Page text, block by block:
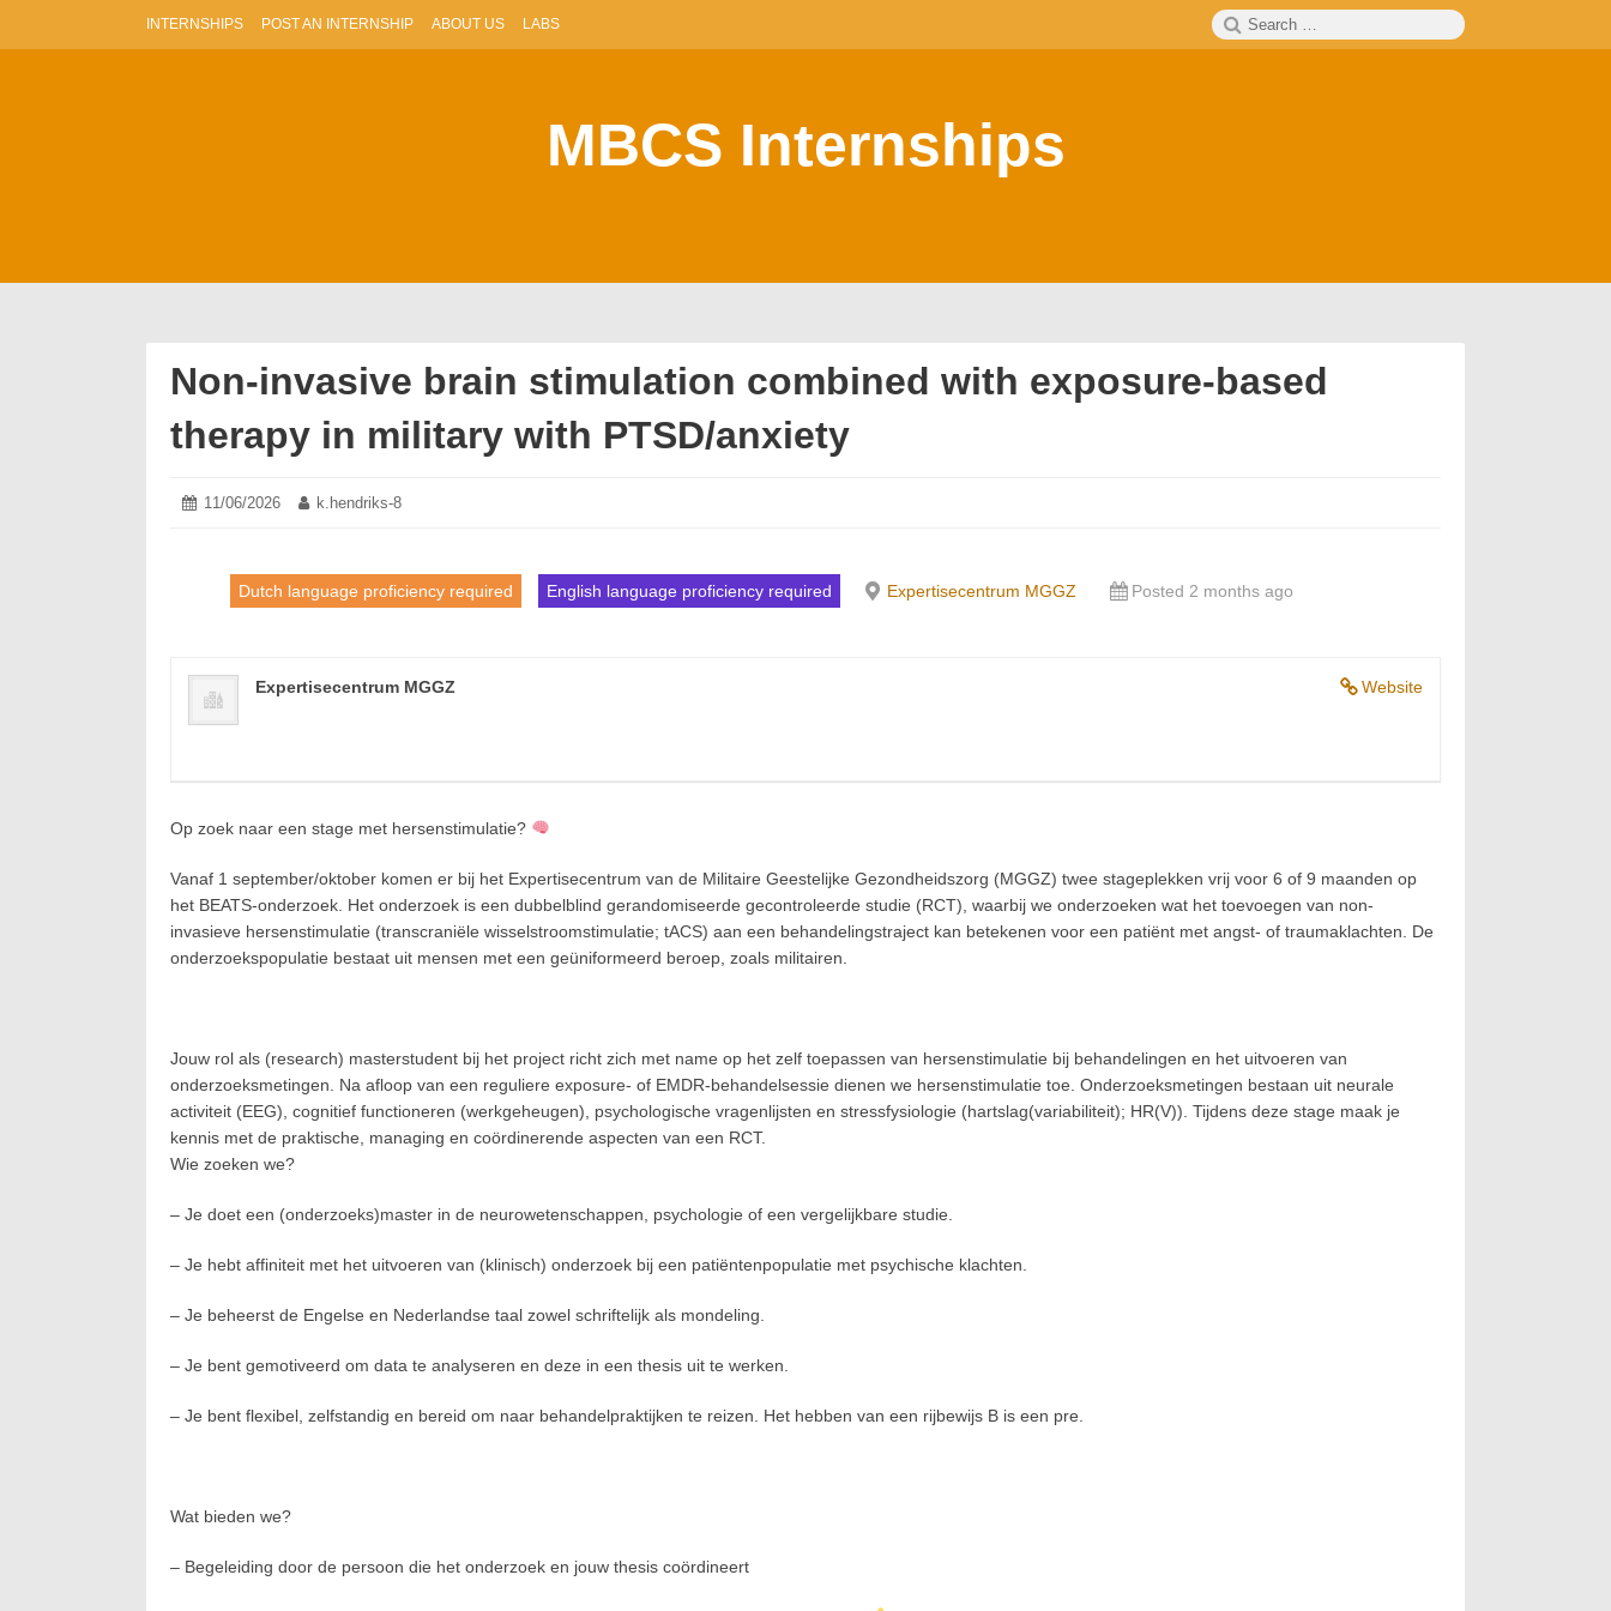
content
INTERNSHIPS POST AN INTERNSHIP ABOUT US LABS
Search
for:
MBCS Internships
Non-invasive brain stimulation combined with exposure-based
therapy in military with PTSD/anxiety
Posted
11/06/2026 11/06/2026
Author:
k.hendriks-8
Dutch language proficiency required English language proficiency required Expertisecentrum MGGZ Posted 2 months ago
Website
Expertisecentrum MGGZ
Op zoek naar een stage met hersenstimulatie?
Vanaf 1 september/oktober komen er bij het Expertisecentrum van de Militaire Geestelijke Gezondheidszorg (MGGZ) twee stageplekken vrij voor 6 of 9 maanden op
het BEATS-onderzoek. Het onderzoek is een dubbelblind gerandomiseerde gecontroleerde studie (RCT), waarbij we onderzoeken wat het toevoegen van non-
invasieve hersenstimulatie (transcraniële wisselstroomstimulatie; tACS) aan een behandelingstraject kan betekenen voor een patiënt met angst- of traumaklachten. De
onderzoekspopulatie bestaat uit mensen met een geüniformeerd beroep, zoals militairen.
Jouw rol als (research) masterstudent bij het project richt zich met name op het zelf toepassen van hersenstimulatie bij behandelingen en het uitvoeren van
onderzoeksmetingen. Na afloop van een reguliere exposure- of EMDR-behandelsessie dienen we hersenstimulatie toe. Onderzoeksmetingen bestaan uit neurale
activiteit (EEG), cognitief functioneren (werkgeheugen), psychologische vragenlijsten en stressfysiologie (hartslag(variabiliteit); HR(V)). Tijdens deze stage maak je
kennis met de praktische, managing en coördinerende aspecten van een RCT.
Wie zoeken we?
– Je doet een (onderzoeks)master in de neurowetenschappen, psychologie of een vergelijkbare studie.
– Je hebt affiniteit met het uitvoeren van (klinisch) onderzoek bij een patiëntenpopulatie met psychische klachten.
– Je beheerst de Engelse en Nederlandse taal zowel schriftelijk als mondeling.
– Je bent gemotiveerd om data te analyseren en deze in een thesis uit te werken.
– Je bent flexibel, zelfstandig en bereid om naar behandelpraktijken te reizen. Het hebben van een rijbewijs B is een pre.
Wat bieden we?
– Begeleiding door de persoon die het onderzoek en jouw thesis coördineert